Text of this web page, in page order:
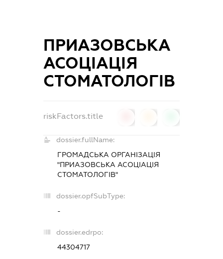
ПРИАЗОВСЬКА
АСОЦІАЦІЯ
СТОМАТОЛОГІВ
riskFactors.title
dossier.fullName:
ГРОМАДСЬКА ОРГАНІЗАЦІЯ
"ПРИАЗОВСЬКА АСОЦІАЦІЯ
СТОМАТОЛОГІВ"
dossier.opfSubType:
-
dossier.edrpo:
44304717